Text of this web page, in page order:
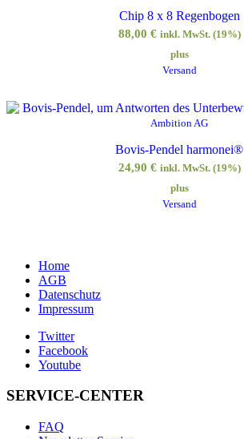
Chip 8 x 8 Regenbogen
88,00 € inkl. MwSt. (19%)
plus
Versand
Ambition AG
Bovis-Pendel harmonei®
24,90 € inkl. MwSt. (19%)
plus
Versand
Home
AGB
Datenschutz
Impressum
Twitter
Facebook
Youtube
SERVICE-CENTER
FAQ